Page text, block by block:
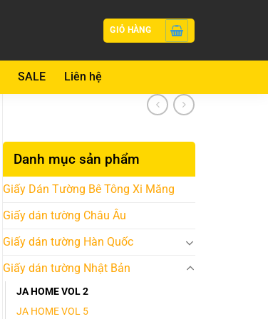
GIỎ HÀNG
SALE Liên hệ
Danh mục sản phẩm
Giấy Dán Tường Bê Tông Xi Măng
Giấy dán tường Châu Âu
Giấy dán tường Hàn Quốc
Giấy dán tường Nhật Bản
JA HOME VOL 2
JA HOME VOL 5